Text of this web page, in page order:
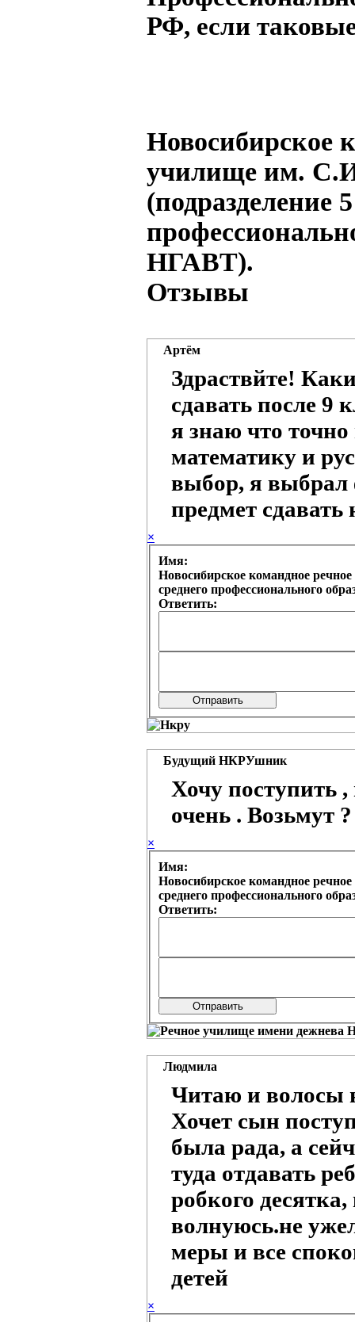
РФ, если
Новосибирское
училище им.
(подразделение
НГАВТ).
Отзывы
Артём
Здраствйте!
сдавать после 9
я знаю что точно
математику и
выбор, я выбрал
предмет сдавать
×
Имя:
Новосибирское командное
среднего профессионального
Ответить:
Будущий НКРУшник
Хочу поступить
очень . Возьмут ?
×
Имя:
Новосибирское командное
среднего профессионального
Ответить:
Людмила
Читаю и волосы
Хочет сын
была рада, а
туда отдавать
робкого
волнуюсь.не
меры и все
детей
×